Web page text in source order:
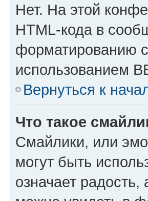
Нет. На этой
HTML-кода в
форматированию
использованием
Вернуться к
Что такое
Смайлики, или
могут быть
означает